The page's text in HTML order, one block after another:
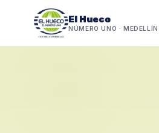
El Hueco
NÚMERO UNO · MEDELLÍN